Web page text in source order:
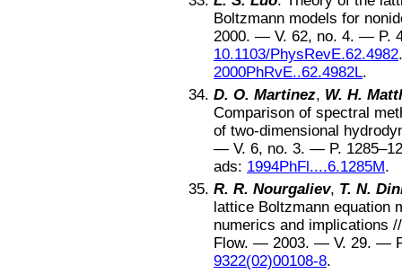
Boltzmann models for
2000. — V. 62, no. 4. — P.
10.1103/PhysRevE.62.4982
2000PhRvE..62.4982L.
D. O. Martinez, W. H.
Comparison of spectral
of two-dimensional
— V. 6, no. 3. — P.
ads: 1994PhFl....6.1285M.
R. R. Nourgaliev, T. N.
lattice Boltzmann equation
numerics and implications
Flow. — 2003. — V. 29. —
9322(02)00108-8.